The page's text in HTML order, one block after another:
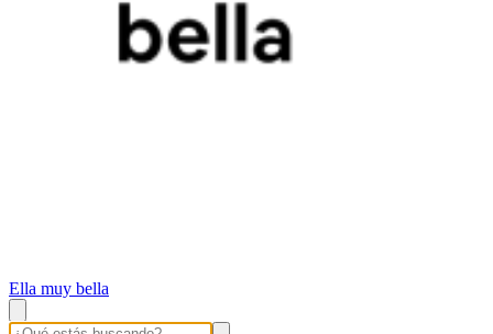
Ella muy bella